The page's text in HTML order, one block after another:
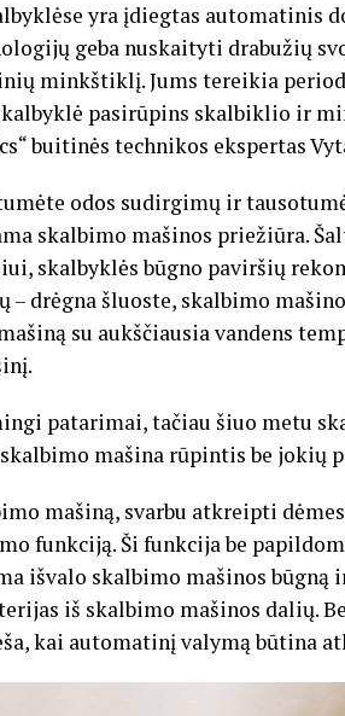
yra įdiegtas automatinis
geba nuskaityti drabužių
minkštiklį. Jums tereikia
pasirūpins skalbiklio ir
buitinės technikos ekspertas
odos sudirgimų ir
skalbimo mašinos priežiūra.
skalbyklės būgno paviršių
– drėgna šluoste, skalbimo
su aukščiausia vandens
patarimai, tačiau šiuo metu
mašina rūpintis be jokių
mašiną, svarbu atkreipti
funkciją. Ši funkcija be
išvalo skalbimo mašinos būgną
iš skalbimo mašinos dalių.
kai automatinį valymą būtina